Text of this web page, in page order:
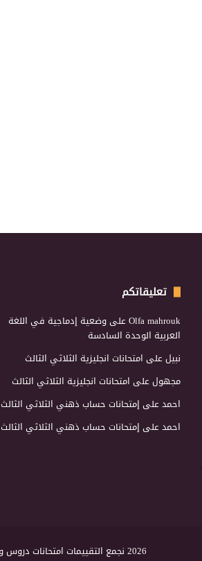
تعليقاتكم
Olfa mahroukعلىوضعية إدماجية في اللغة
العربية الوحدة السادسة
نبيلعلى امتحانات انجليزية الثلاثي الثالث
مجهولعلى امتحانات انجليزية الثلاثي الثالث
احمدعلى إمتحانات حساب ذهني الثلاثي الثالث
احمدعلى إمتحانات حساب ذهني الثلاثي الثالث
2026 نجمع التقييمات امتحانات دروس و تلاخيص لكل المستويات |